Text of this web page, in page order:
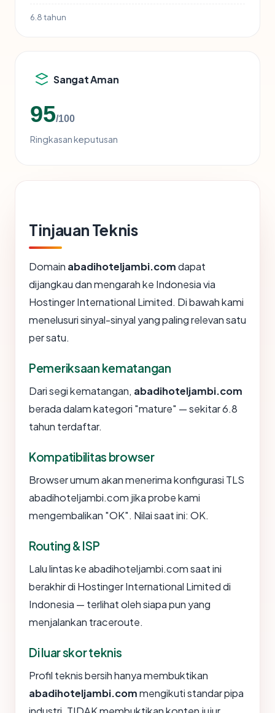
6.8 tahun
Sangat Aman
95/100
Ringkasan keputusan
Tinjauan Teknis
Domain abadihoteljambi.comdapat
dijangkau dan mengarah ke Indonesia via
Hostinger International Limited. Di bawah kami
menelusuri sinyal-sinyal yang paling relevan satu
per satu.
Pemeriksaan kematangan
Dari segi kematangan, abadihoteljambi.com
berada dalam kategori "mature" — sekitar 6.8
tahun terdaftar.
Kompatibilitas browser
Browser umum akan menerima konfigurasi TLS
abadihoteljambi.com jika probe kami
mengembalikan "OK". Nilai saat ini: OK.
Routing & ISP
Lalu lintas ke abadihoteljambi.com saat ini
berakhir di Hostinger International Limited di
Indonesia — terlihat oleh siapa pun yang
menjalankan traceroute.
Di luar skor teknis
Profil teknis bersih hanya membuktikan
abadihoteljambi.commengikuti standar pipa